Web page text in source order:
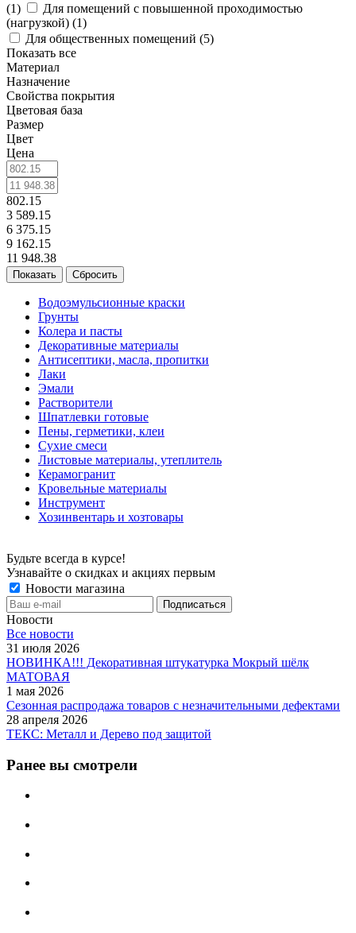
(1)
Для помещений с повышенной проходимостью
(нагрузкой) (1)
Для общественных помещений (5)
Показать все
Материал
Назначение
Свойства покрытия
Цветовая база
Размер
Цвет
Цена
802.15
3 589.15
6 375.15
9 162.15
11 948.38
Сбросить
Водоэмульсионные краски
Грунты
Колера и пасты
Декоративные материалы
Антисептики, масла, пропитки
Лаки
Эмали
Растворители
Шпатлевки готовые
Пены, герметики, клеи
Сухие смеси
Листовые материалы, утеплитель
Керамогранит
Кровельные материалы
Инструмент
Хозинвентарь и хозтовары
Будьте всегда в курсе!
Узнавайте о скидках и акциях первым
Новости магазина
Новости
Все новости
31 июля 2026
НОВИНКА!!! Декоративная штукатурка Мокрый шёлк
МАТОВАЯ
1 мая 2026
Сезонная распродажа товаров с незначительными дефектами
28 апреля 2026
ТЕКС: Металл и Дерево под защитой
Ранее вы смотрели